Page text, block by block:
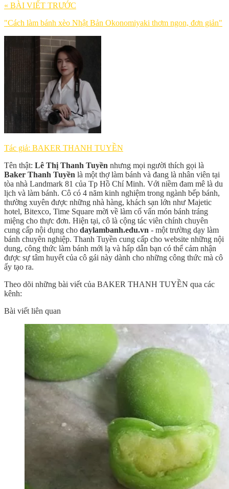
« BÀI VIẾT TRƯỚC
"Cách làm bánh xèo Nhật Bản Okonomiyaki thơm ngon, đơn giản"
Tác giả: BAKER THANH TUYỀN
Tên thật: Lê Thị Thanh Tuyền nhưng mọi người thích gọi là
Baker Thanh Tuyền là một thợ làm bánh và đang là nhân viên tại
tòa nhà Landmark 81 của Tp Hồ Chí Minh. Với niềm đam mê là du
lịch và làm bánh. Cô có 4 năm kinh nghiệm trong ngành bếp bánh,
thường xuyên được những nhà hàng, khách sạn lớn như Majetic
hotel, Bitexco, Time Square mời về làm cố vấn món bánh tráng
miệng cho thực đơn. Hiện tại, cô là cộng tác viên chính chuyên
cung cấp nội dụng cho daylambanh.edu.vn - một trường dạy làm
bánh chuyên nghiệp. Thanh Tuyền cung cấp cho website những nội
dung, công thức làm bánh mới lạ và hấp dẫn bạn có thể cảm nhận
được sự tâm huyết của cô gái này dành cho những công thức mà cô
ấy tạo ra.
Theo dõi những bài viết của BAKER THANH TUYỀN qua các
kênh:
Bài viết liên quan